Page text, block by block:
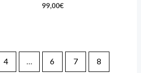
99,00€
4 … 6 7 8